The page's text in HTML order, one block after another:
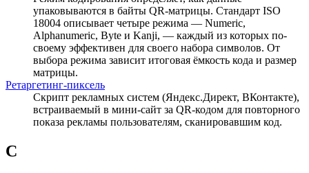
упаковываются в байты QR-матрицы. Стандарт ISO
18004 описывает четыре режима — Numeric,
Alphanumeric, Byte и Kanji, — каждый из которых по-
своему эффективен для своего набора символов. От
выбора режима зависит итоговая ёмкость кода и размер
матрицы.
Ретаргетинг-пиксель
Скрипт рекламных систем (Яндекс.Директ, ВКонтакте),
встраиваемый в мини-сайт за QR-кодом для повторного
показа рекламы пользователям, сканировавшим код.
С